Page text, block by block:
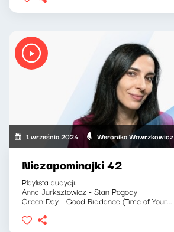
1 września 2024 Weronika Wawrzkowicz
Niezapominajki 42
Playlista audycji:
Anna Jurksztowicz - Stan Pogody
Green Day - Good Riddance (Time of Your...